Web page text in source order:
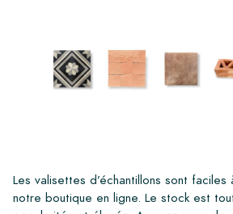
Les valisettes d’échantillons sont faciles
notre boutique en ligne. Le stock est